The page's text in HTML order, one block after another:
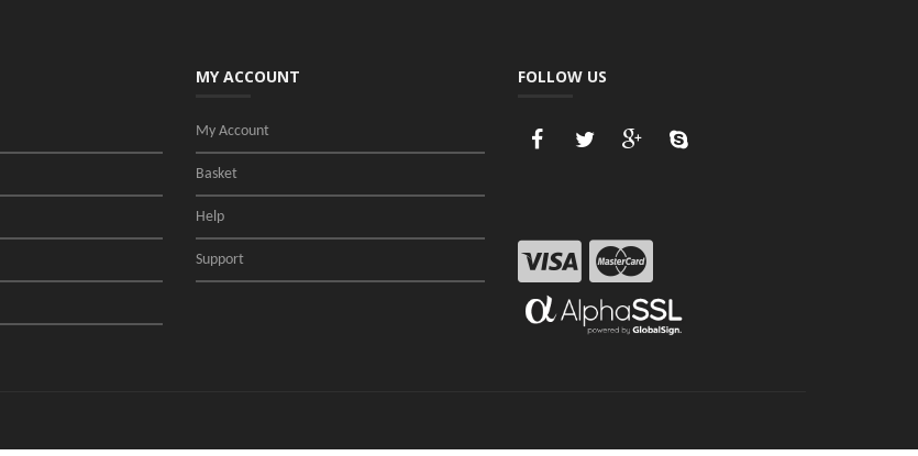
MY ACCOUNT
My Account
Basket
Help
Support
FOLLOW US